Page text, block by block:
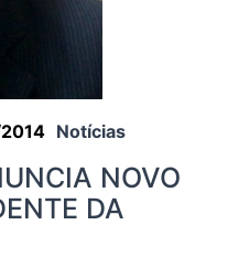
Notícias
NOVO
DA